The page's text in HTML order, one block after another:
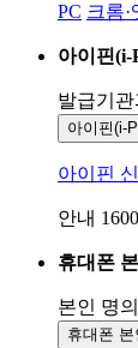
PC 크롬·
아이핀(i-
발급기
아이핀(i-
아이핀
안내
휴대폰
본인 명
휴대폰